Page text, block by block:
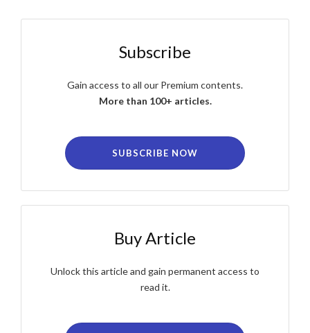
Subscribe
Gain access to all our Premium contents.
More than 100+ articles.
SUBSCRIBE NOW
Buy Article
Unlock this article and gain permanent access to
read it.